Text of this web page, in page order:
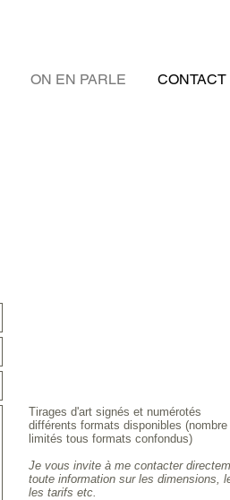
ON EN PARLE CONTACT
Tirages d'art signés et numérotés
différents formats disponibles (nombre
limités tous formats confondus)
Je vous invite à me contacter
toute information sur les dimensions,
les tarifs etc.